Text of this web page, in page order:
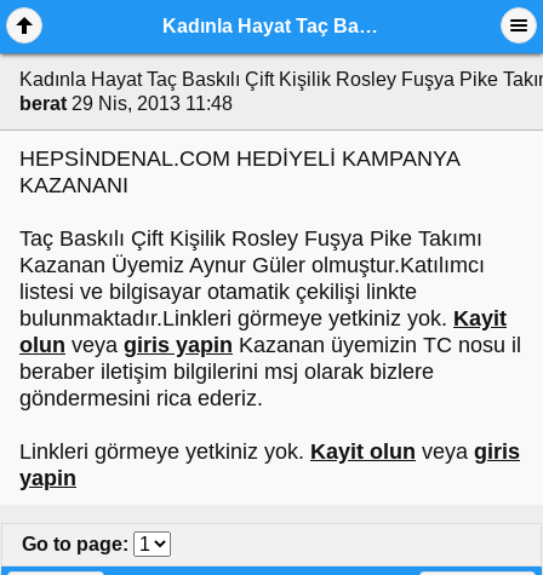
Kadınla Hayat Taç Baskılı Çift Kişilik Rosley Fuşya Pike Takımı Kazanan
Kadınla Hayat Taç Baskılı Çift Kişilik Rosley Fuşya Pike
berat 29 Nis, 2013 11:48
HEPSİNDENAL.COM HEDİYELİ KAMPANYA
KAZANANI
Taç Baskılı Çift Kişilik Rosley Fuşya Pike Takımı
Kazanan Üyemiz Aynur Güler olmuştur.Katılımcı
listesi ve bilgisayar otamatik çekilişi linkte
bulunmaktadır.Linkleri görmeye yetkiniz yok. Kayit
olun veya giris yapin Kazanan üyemizin TC nosu il
beraber iletişim bilgilerini msj olarak bizlere
göndermesini rica ederiz.
Linkleri görmeye yetkiniz yok. Kayit olun veya giris
yapin
Go to page: